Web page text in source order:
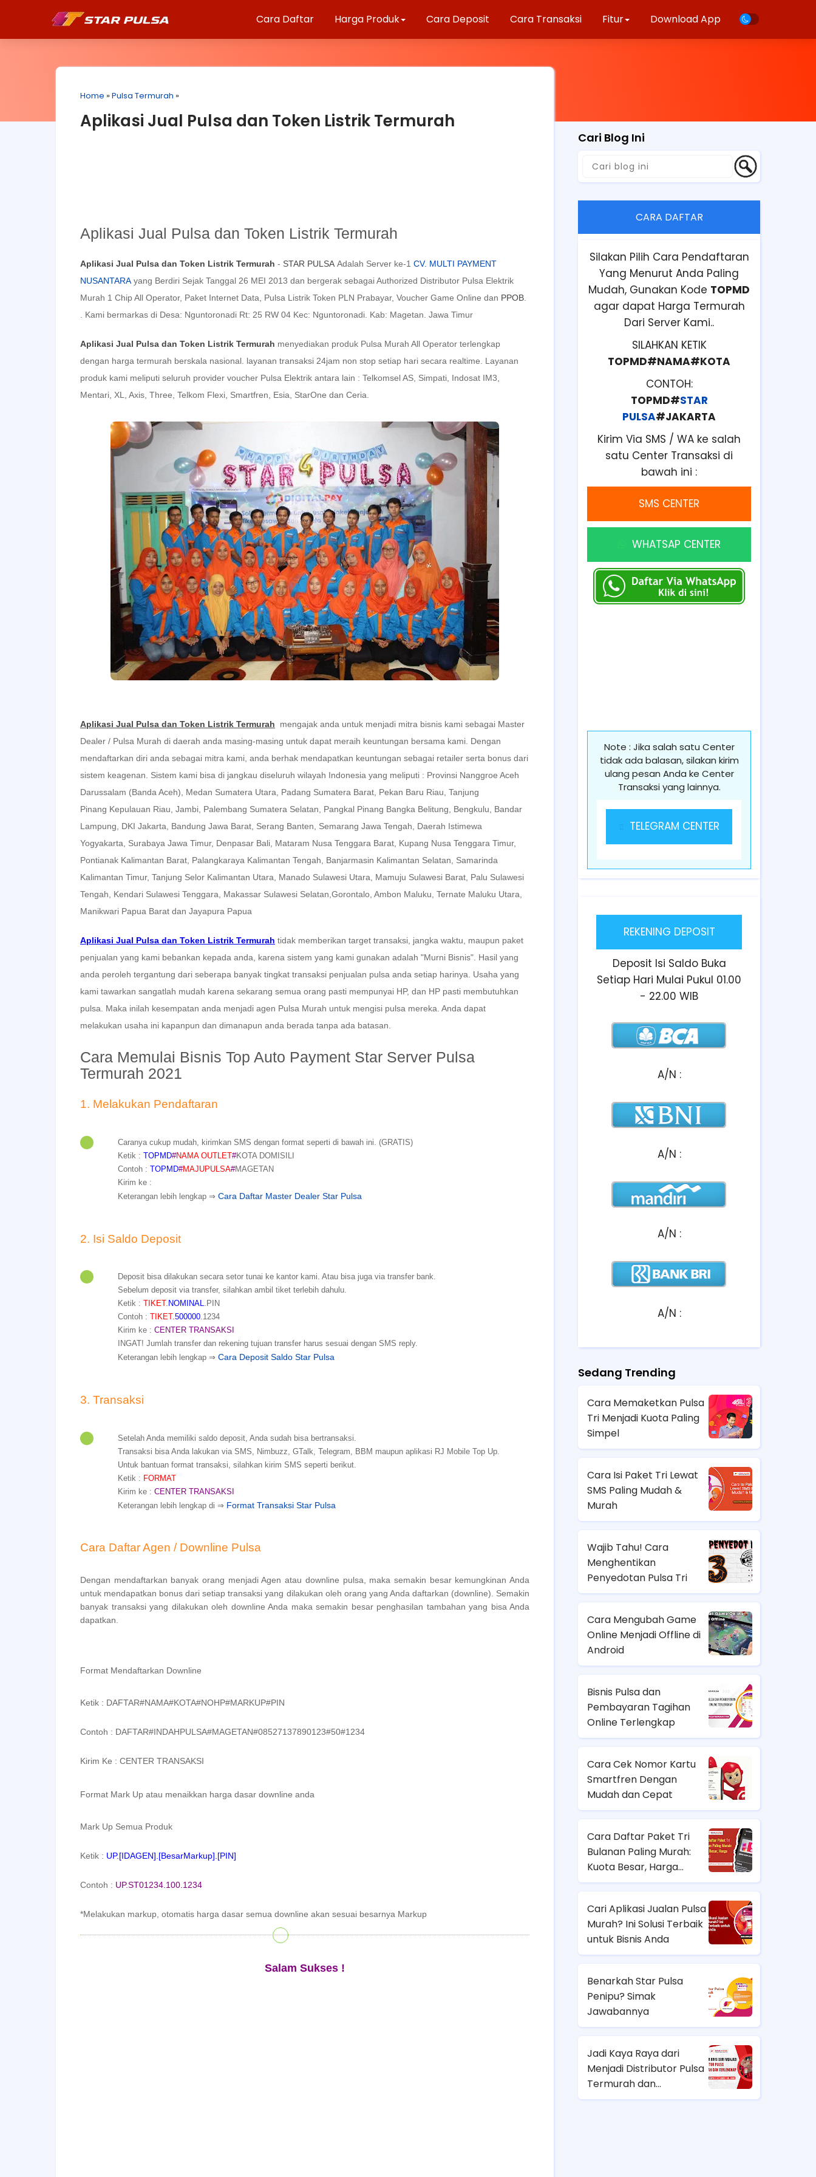
Cara Daftar Harga Produk Cara Deposit Cara Transaksi Fitur Download App
Home »Pulsa Termurah »
Aplikasi Jual Pulsa dan Token Listrik Termurah
Aplikasi Jual Pulsa dan Token Listrik Termurah
Aplikasi Jual Pulsa dan Token Listrik Termurah - STAR PULSA Adalah Server ke-1 CV. MULTI PAYMENT
NUSANTARA yang Berdiri Sejak Tanggal 26 MEI 2013 dan bergerak sebagai Authorized Distributor Pulsa Elektrik
Murah 1 Chip All Operator, Paket Internet Data, Pulsa Listrik Token PLN Prabayar, Voucher Game Online dan PPOB
. Kami bermarkas di Desa: Nguntoronadi Rt: 25 RW 04 Kec: Nguntoronadi. Kab: Magetan. Jawa Timur
Aplikasi Jual Pulsa dan Token Listrik Termurah menyediakan produk Pulsa Murah All Operator terlengkap
dengan harga termurah berskala nasional. layanan transaksi 24jam non stop setiap hari secara realtime. Layanan
produk kami meliputi seluruh provider voucher Pulsa Elektrik antara lain : Telkomsel AS, Simpati, Indosat IM3,
Mentari, XL, Axis, Three, Telkom Flexi, Smartfren, Esia, StarOne dan Ceria.
Aplikasi Jual Pulsa dan Token Listrik Termurah
mengajak anda untuk menjadi mitra bisnis kami sebagai Master
Dealer / Pulsa Murah di daerah anda masing-masing untuk dapat meraih keuntungan bersama kami. Dengan
mendaftarkan diri anda sebagai mitra kami, anda berhak mendapatkan keuntungan sebagai retailer serta bonus dari
sistem keagenan. Sistem kami bisa di jangkau diseluruh wilayah Indonesia yang meliputi : Provinsi Nanggroe Aceh
Darussalam (Banda Aceh), Medan Sumatera Utara, Padang Sumatera Barat, Pekan Baru Riau, Tanjung
Pinang Kepulauan Riau , Jambi, Palembang Sumatera Selatan, Pangkal Pinang Bangka Belitung , Bengkulu, Bandar
Lampung, DKI Jakarta, Bandung Jawa Barat, Serang Banten, Semarang Jawa Tengah, Daerah Istimewa
Yogyakarta, Surabaya Jawa Timur, Denpasar Bali, Mataram Nusa Tenggara Barat, Kupang Nusa Tenggara Timur,
Pontianak Kalimantan Barat, Palangkaraya Kalimantan Tengah, Banjarmasin Kalimantan Selatan, Samarinda
Kalimantan Timur, Tanjung Selor Kalimantan Utara, Manado Sulawesi Utara, Mamuju Sulawesi Barat, Palu Sulawesi
Tengah, Kendari Sulawesi Tenggara, Makassar Sulawesi Selatan,Gorontalo, Ambon Maluku, Ternate Maluku Utara,
Manikwari Papua Barat dan Jayapura Papua
Aplikasi Jual Pulsa dan Token Listrik Termurah tidak memberikan target transaksi, jangka waktu, maupun paket
penjualan yang kami bebankan kepada anda, karena sistem yang kami gunakan adalah "Murni Bisnis". Hasil yang
anda peroleh tergantung dari seberapa banyak tingkat transaksi penjualan pulsa anda setiap harinya. Usaha yang
kami tawarkan sangatlah mudah karena sekarang semua orang pasti mempunyai HP, dan HP pasti membutuhkan
pulsa. Maka inilah kesempatan anda menjadi agen Pulsa Murah untuk mengisi pulsa mereka. Anda dapat
melakukan usaha ini kapanpun dan dimanapun anda berada tanpa ada batasan.
Cara Memulai Bisnis Top Auto Payment Star Server Pulsa
Termurah 2021
1. Melakukan Pendaftaran
Caranya cukup mudah, kirimkan SMS dengan format seperti di bawah ini. (GRATIS)
Ketik :TOPMD#NAMA OUTLET#KOTA DOMISILI
Contoh :TOPMD#MAJUPULSA#MAGETAN
Kirim ke :
Keterangan lebih lengkap ⇒Cara Daftar Master Dealer Star Pulsa
2. Isi Saldo Deposit
Deposit bisa dilakukan secara setor tunai ke kantor kami. Atau bisa juga via transfer bank.
Sebelum deposit via transfer, silahkan ambil tiket terlebih dahulu.
Ketik :TIKET. NOMINAL.PIN
Contoh :TIKET.500000.1234
Kirim ke :CENTER TRANSAKSI
INGAT! Jumlah transfer dan rekening tujuan transfer harus sesuai dengan SMS reply.
Keterangan lebih lengkap ⇒Cara Deposit Saldo Star Pulsa
3. Transaksi
Setelah Anda memiliki saldo deposit, Anda sudah bisa bertransaksi.
Transaksi bisa Anda lakukan via SMS, Nimbuzz, GTalk, Telegram, BBM maupun aplikasi RJ Mobile Top Up.
Untuk bantuan format transaksi, silahkan kirim SMS seperti berikut.
Ketik : FORMAT
Kirim ke :CENTER TRANSAKSI
Keterangan lebih lengkap di ⇒ Format Transaksi Star Pulsa
Cara Daftar Agen / Downline Pulsa
Dengan mendaftarkan banyak orang menjadi Agen atau downline pulsa, maka semakin besar kemungkinan Anda
untuk mendapatkan bonus dari setiap transaksi yang dilakukan oleh orang yang Anda daftarkan (downline). Semakin
banyak transaksi yang dilakukan oleh downline Anda maka semakin besar penghasilan tambahan yang bisa Anda
dapatkan.
Format Mendaftarkan Downline
Ketik : DAFTAR#NAMA#KOTA#NOHP#MARKUP#PIN
Contoh : DAFTAR#INDAHPULSA#MAGETAN#08527137890123#50#1234
Kirim Ke : CENTER TRANSAKSI
Format Mark Up atau menaikkan harga dasar downline anda
Mark Up Semua Produk
Ketik : UP.[IDAGEN].[BesarMarkup].[PIN]
Contoh : UP.ST01234.100.1234
*Melakukan markup, otomatis harga dasar semua downline akan sesuai besarnya Markup
Salam Sukses !
Cari Blog Ini
CARA DAFTAR
Silakan Pilih Cara Pendaftaran
Yang Menurut Anda Paling
Mudah, Gunakan Kode TOPMD
agar dapat Harga Termurah
Dari Server Kami..
SILAHKAN KETIK
TOPMD#NAMA#KOTA
CONTOH:
TOPMD#STAR
PULSA#JAKARTA
Kirim Via SMS / WA ke salah
satu Center Transaksi di
bawah ini :
SMS CENTER
WHATSAP CENTER
Note : Jika salah satu Center
tidak ada balasan, silakan kirim
ulang pesan Anda ke Center
Transaksi yang lainnya.
TELEGRAM CENTER
REKENING DEPOSIT
Deposit Isi Saldo Buka
Setiap Hari Mulai Pukul 01.00
- 22.00 WIB
A/N :
A/N :
A/N :
A/N :
Sedang Trending
Cara Memaketkan Pulsa
Tri Menjadi Kuota Paling
Simpel
Cara Isi Paket Tri Lewat
SMS Paling Mudah &
Murah
Wajib Tahu! Cara
Menghentikan
Penyedotan Pulsa Tri
Cara Mengubah Game
Online Menjadi Offline di
Android
Bisnis Pulsa dan
Pembayaran Tagihan
Online Terlengkap
Cara Cek Nomor Kartu
Smartfren Dengan
Mudah dan Cepat
Cara Daftar Paket Tri
Bulanan Paling Murah:
Kuota Besar, Harga
Hemat!
Cari Aplikasi Jualan Pulsa
Murah? Ini Solusi Terbaik
untuk Bisnis Anda
Benarkah Star Pulsa
Penipu? Simak
Jawabannya
Jadi Kaya Raya dari
Menjadi Distributor Pulsa
Termurah dan
Terlengkap